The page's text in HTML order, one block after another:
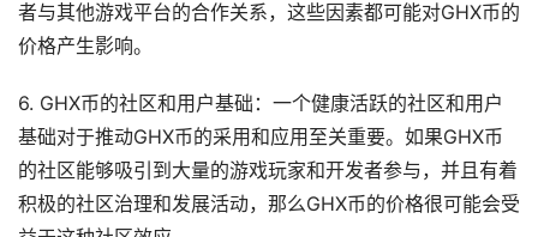
者与其他游戏平台的合作关系，这些因素都可能对GHX币的
价格产生影响。
6. GHX币的社区和用户基础：一个健康活跃的社区和用户
基础对于推动GHX币的采用和应用至关重要。如果GHX币
的社区能够吸引到大量的游戏玩家和开发者参与，并且有着
积极的社区治理和发展活动，那么GHX币的价格很可能会受